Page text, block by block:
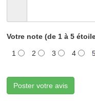
Votre note (de 1 à 5
1 2 3 4
Poster votre avis